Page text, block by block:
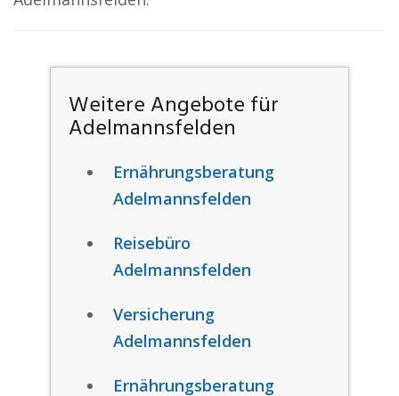
Weitere Angebote für
Adelmannsfelden
Ernährungsberatung
Adelmannsfelden
Reisebüro
Adelmannsfelden
Versicherung
Adelmannsfelden
Ernährungsberatung